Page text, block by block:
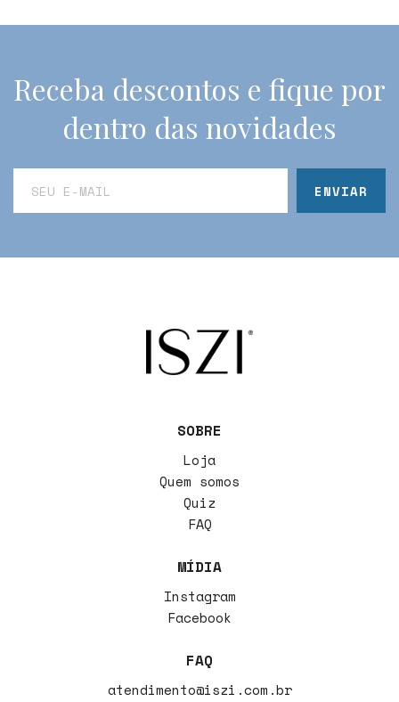
Receba descontos e fique por
dentro das novidades
SOBRE
Loja
Quem somos
Quiz
FAQ
MÍDIA
Instagram
Facebook
FAQ
atendimento@iszi.com.br